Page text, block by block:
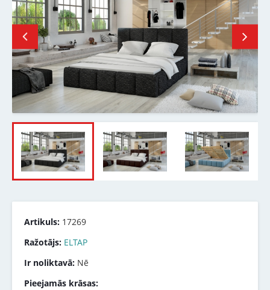
Artikuls: 17269
Ražotājs: ELTAP
Ir noliktavā: Nē
Pieejamās krāsas: